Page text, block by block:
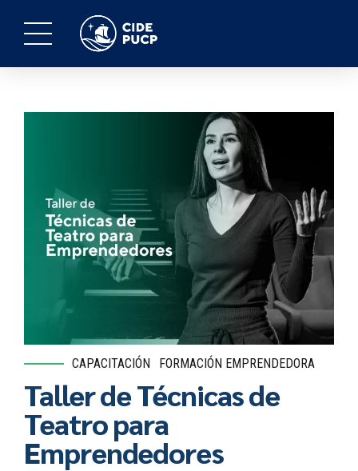
CAPACITACIÓN FORMACIÓN EMPRENDEDORA
Taller de Técnicas de
Teatro para
Emprendedores